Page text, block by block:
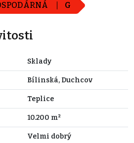
G
Sklady
Bílinská, Duchcov
Teplice
10.200 m²
Velmi dobrý